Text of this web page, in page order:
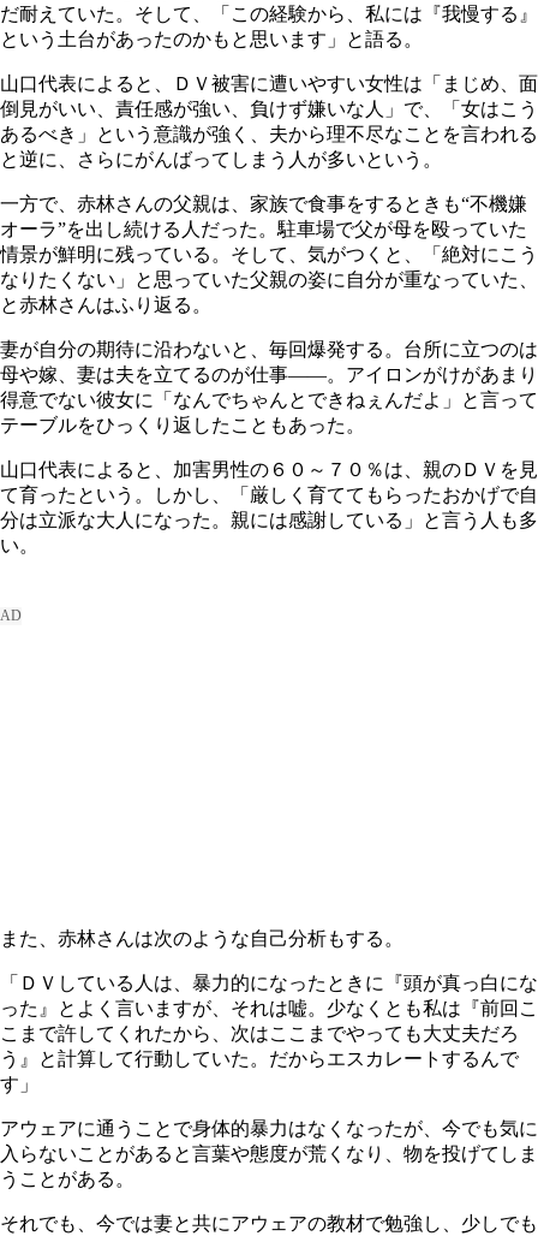
だ耐えていた。そして、「この経験から、私には『我慢する』
という土台があったのかもと思います」と語る。
山口代表によると、ＤＶ被害に遭いやすい女性は「まじめ、面
倒見がいい、責任感が強い、負けず嫌いな人」で、「女はこう
あるべき」という意識が強く、夫から理不尽なことを言われる
と逆に、さらにがんばってしまう人が多いという。
一方で、赤林さんの父親は、家族で食事をするときも“不機嫌
オーラ”を出し続ける人だった。駐車場で父が母を殴っていた
情景が鮮明に残っている。そして、気がつくと、「絶対にこう
なりたくない」と思っていた父親の姿に自分が重なっていた、
と赤林さんはふり返る。
妻が自分の期待に沿わないと、毎回爆発する。台所に立つのは
母や嫁、妻は夫を立てるのが仕事――。アイロンがけがあまり
得意でない彼女に「なんでちゃんとできねぇんだよ」と言って
テーブルをひっくり返したこともあった。
山口代表によると、加害男性の６０～７０％は、親のＤＶを見
て育ったという。しかし、「厳しく育ててもらったおかげで自
分は立派な大人になった。親には感謝している」と言う人も多
い。
また、赤林さんは次のような自己分析もする。
「ＤＶしている人は、暴力的になったときに『頭が真っ白にな
った』とよく言いますが、それは嘘。少なくとも私は『前回こ
こまで許してくれたから、次はここまでやっても大丈夫だろ
う』と計算して行動していた。だからエスカレートするんで
す」
アウェアに通うことで身体的暴力はなくなったが、今でも気に
入らないことがあると言葉や態度が荒くなり、物を投げてしま
うことがある。
それでも、今では妻と共にアウェアの教材で勉強し、少しでも